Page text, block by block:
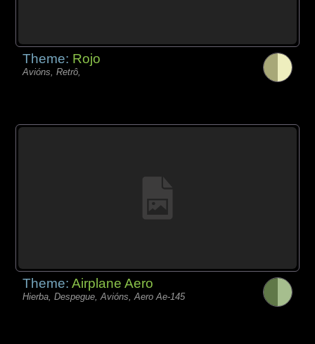
Theme: Rojo
Avións, Retrô,
Theme:Airplane Aero
Hierba, Despegue, Avións, Aero Ae-145